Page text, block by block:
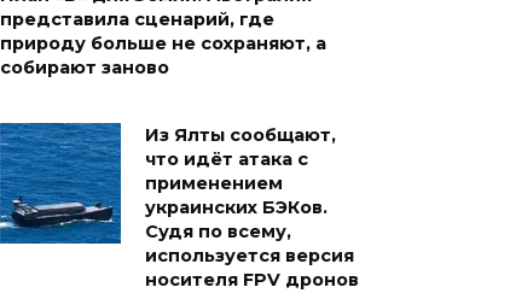
представила сценарий, где
природу больше не сохраняют, а
собирают заново
Из Ялты сообщают,
что идёт атака с
применением
украинских БЭКов.
Судя по всему,
используется версия
носителя FPV дронов